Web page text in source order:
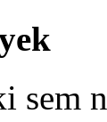
sem